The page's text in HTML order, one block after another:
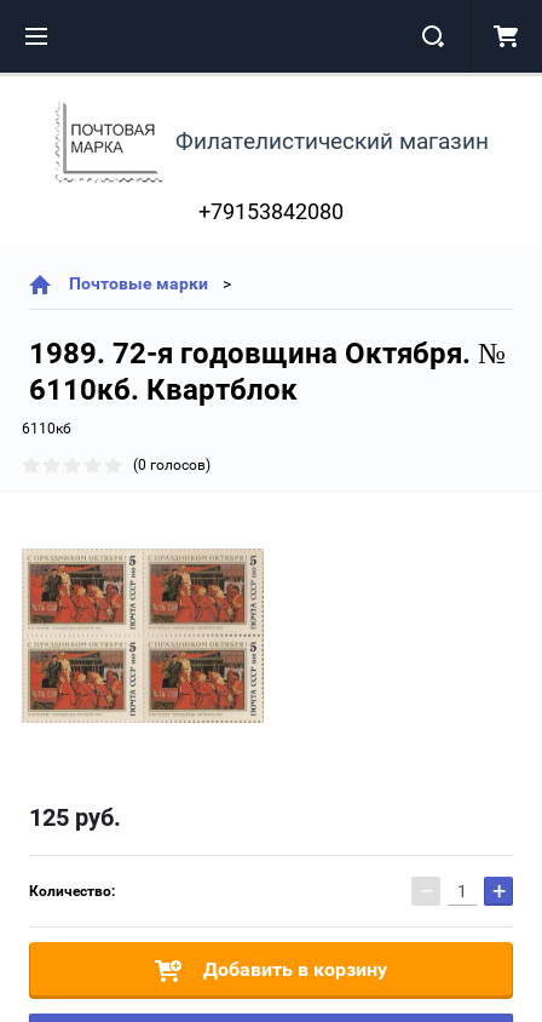
Филателистический магазин
+79153842080
Почтовые марки
1989. 72-я годовщина Октября. №
6110кб. Квартблок
6110кб
(0 голосов)
125 руб.
Количество: − +
Добавить в корзину